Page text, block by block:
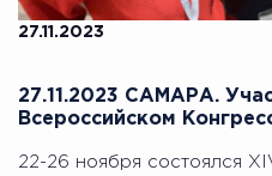
27.11.2023
27.11.2023 САМАРА.
Всероссийском
22-26 ноября состоялся